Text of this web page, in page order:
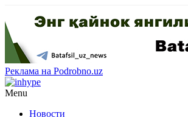
Реклама на Podrobno.uz
Menu
Новости